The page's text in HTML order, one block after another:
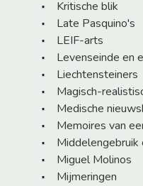
Kritische blik
Late Pasquino's
LEIF-arts
Levenseinde en
Liechtensteiners
Magisch-
Medische
Memoires van
Middelengebruik
Miguel Molinos
Mijmeringen